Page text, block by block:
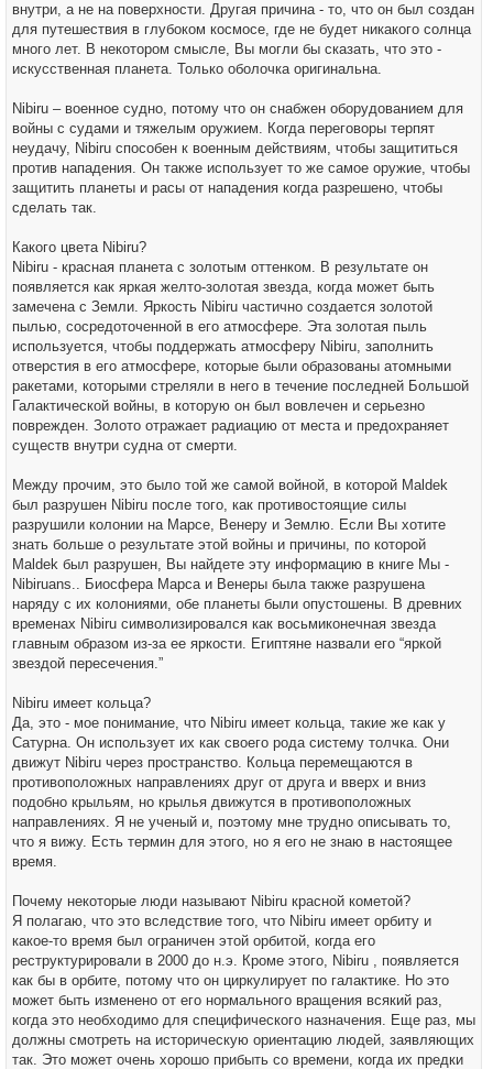
внутри, а не на поверхности. Другая причина - то, что он был создан
для путешествия в глубоком космосе, где не будет никакого солнца
много лет. В некотором смысле, Вы могли бы сказать, что это -
искусственная планета. Только оболочка оригинальна.
Nibiru – военное судно, потому что он снабжен оборудованием для
войны с судами и тяжелым оружием. Когда переговоры терпят
неудачу, Nibiru способен к военным действиям, чтобы защититься
против нападения. Он также использует то же самое оружие, чтобы
защитить планеты и расы от нападения когда разрешено, чтобы
сделать так.
Какого цвета Nibiru?
Nibiru - красная планета с золотым оттенком. В результате он
появляется как яркая желто-золотая звезда, когда может быть
замечена с Земли. Яркость Nibiru частично создается золотой
пылью, сосредоточенной в его атмосфере. Эта золотая пыль
используется, чтобы поддержать атмосферу Nibiru, заполнить
отверстия в его атмосфере, которые были образованы атомными
ракетами, которыми стреляли в него в течение последней Большой
Галактической войны, в которую он был вовлечен и серьезно
поврежден. Золото отражает радиацию от места и предохраняет
существ внутри судна от смерти.
Между прочим, это было той же самой войной, в которой Maldek
был разрушен Nibiru после того, как противостоящие силы
разрушили колонии на Марсе, Венеру и Землю. Если Вы хотите
знать больше о результате этой войны и причины, по которой
Maldek был разрушен, Вы найдете эту информацию в книге Мы -
Nibiruans.. Биосфера Марса и Венеры была также разрушена
наряду с их колониями, обе планеты были опустошены. В древних
временах Nibiru символизировался как восьмиконечная звезда
главным образом из-за ее яркости. Египтяне назвали его “яркой
звездой пересечения.”
Nibiru имеет кольца?
Да, это - мое понимание, что Nibiru имеет кольца, такие же как у
Сатурна. Он использует их как своего рода систему толчка. Они
движут Nibiru через пространство. Кольца перемещаются в
противоположных направлениях друг от друга и вверх и вниз
подобно крыльям, но крылья движутся в противоположных
направлениях. Я не ученый и, поэтому мне трудно описывать то,
что я вижу. Есть термин для этого, но я его не знаю в настоящее
время.
Почему некоторые люди называют Nibiru красной кометой?
Я полагаю, что это вследствие того, что Nibiru имеет орбиту и
какое-то время был ограничен этой орбитой, когда его
реструктурировали в 2000 до н.э. Кроме этого, Nibiru , появляется
как бы в орбите, потому что он циркулирует по галактике. Но это
может быть изменено от его нормального вращения всякий раз,
когда это необходимо для специфического назначения. Еще раз, мы
должны смотреть на историческую ориентацию людей, заявляющих
так. Это может очень хорошо прибыть со времени, когда их предки